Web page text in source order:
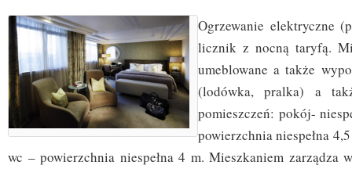
Ogrzewanie elektryczne
licznik z nocną taryfą.
umeblowane a także
(lodówka, pralka) a
pomieszczeń: pokój-
powierzchnia niespełna
wc – powierzchnia niespełna 4 m. Mieszkaniem zarządza